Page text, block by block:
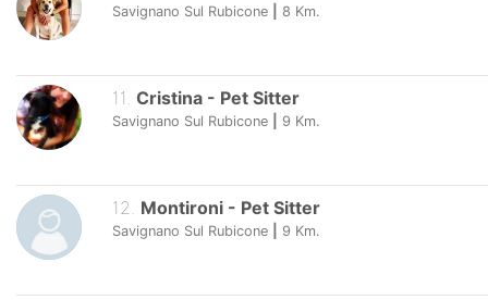
Savignano Sul Rubicone 8 Km.
11 Cristina - Pet Sitter
Savignano Sul Rubicone 9 Km.
12 Montironi - Pet Sitter
Savignano Sul Rubicone 9 Km.